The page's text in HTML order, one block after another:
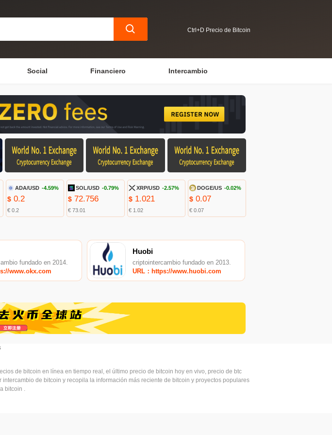
Ctrl+D Precio de Bitcoin
Social Financiero Intercambio
ADA/USD -4.59%
$0.2
€ 0.2
SOL/USD -0.79%
$ 72.756
€ 73.01
XRP/USD -2.57%
$ 1.021
€ 1.02
DOGE/US -0.02%
$ 0.07
€ 0.07
fundado en 2014.
www.okx.com
Huobi
criptointercambio fundado en 2013.
URL：https://www.huobi.com
de bitcoin en línea en tiempo real, el último precio de bitcoin hoy en vivo, precio de btc
de bitcoin y recopila la información más reciente de bitcoin y proyectos populares
bitcoin .